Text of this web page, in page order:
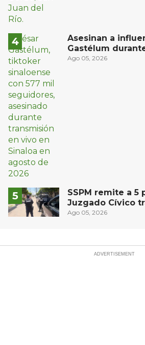
Asesinan a
Gastélum
vivo en Sinaloa
Ago 05, 2026
SSPM remite a 5
Juzgado Cívico
San Juan del Río
Ago 05, 2026